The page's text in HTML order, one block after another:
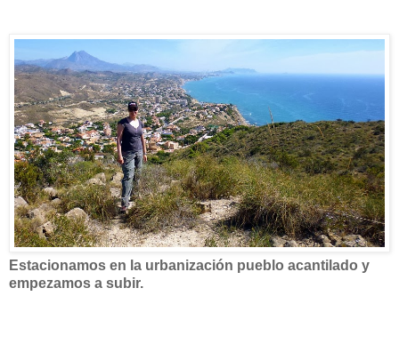
Estacionamos en la urbanización pueblo acantilado y
empezamos a subir.